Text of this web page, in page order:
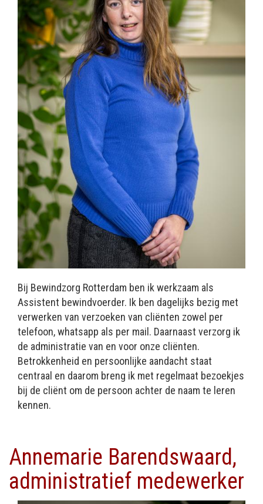
Bij Bewindzorg Rotterdam ben ik werkzaam als
Assistent bewindvoerder. Ik ben dagelijks bezig met
verwerken van verzoeken van cliënten zowel per
telefoon, whatsapp als per mail. Daarnaast verzorg ik
de administratie van en voor onze cliënten.
Betrokkenheid en persoonlijke aandacht staat
centraal en daarom breng ik met regelmaat bezoekjes
bij de cliënt om de persoon achter de naam te leren
kennen.
Annemarie Barendswaard,
administratief medewerker